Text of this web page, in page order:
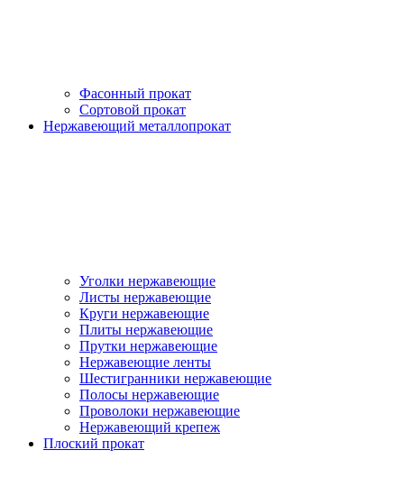
Фасонный прокат
Сортовой прокат
Нержавеющий металлопрокат
Уголки нержавеющие
Листы нержавеющие
Круги нержавеющие
Плиты нержавеющие
Прутки нержавеющие
Нержавеющие ленты
Шестигранники нержавеющие
Полосы нержавеющие
Проволоки нержавеющие
Нержавеющий крепеж
Плоский прокат